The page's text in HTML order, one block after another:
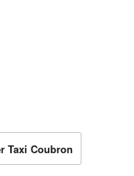
Taxi Coubron